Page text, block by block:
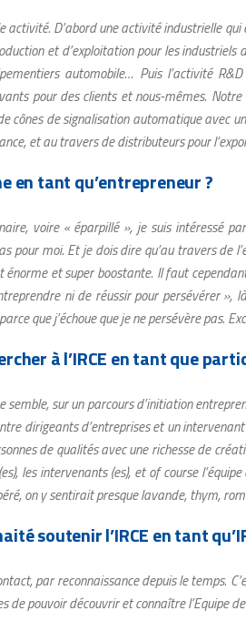
activité. D’abord une activité industrielle
et d’exploitation pour les
automobile… Puis l’activité
pour des clients et nous-mêmes. Notre
cônes de signalisation automatique avec
et au travers de distributeurs pour
en tant qu’entrepreneur ?
voire « éparpillé », je suis intéressé
pour moi. Et je dois dire qu’au travers de
et super boostante. Il faut
ni de réussir pour persévérer »,
que j’échoue que je ne persévère pas.
à l’IRCE en tant que
semble, sur un parcours d’initiation
dirigeants d’entreprises et un
de qualités avec une richesse de
les intervenants (es), et of course l’équipe
on y sentirait presque lavande, thym,
soutenir l’IRCE en tant
par reconnaissance depuis le temps.
pouvoir découvrir et connaître l’Equipe de